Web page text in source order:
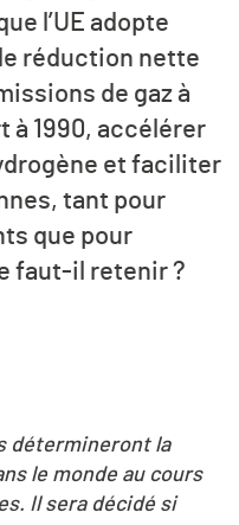
l’UE adopte
réduction nette
de gaz à
à 1990, accélérer
et faciliter
tant pour
que pour
faut-il retenir ?
détermineront la
le monde au cours
Il sera décidé si